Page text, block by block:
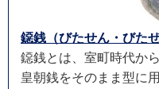
鐚銭（びたせん・びた
鐚銭とは、室町時代か
皇朝銭をそのまま型に用